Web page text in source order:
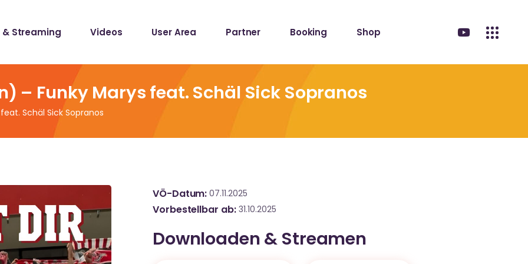
& Streaming Videos User Area Partner Booking Shop
– Funky Marys feat. Schäl Sick Sopranos
Schäl Sick Sopranos
VÖ-Datum 07.11.2025
Vorbestellbar ab 31.10.2025
Downloaden & Streamen